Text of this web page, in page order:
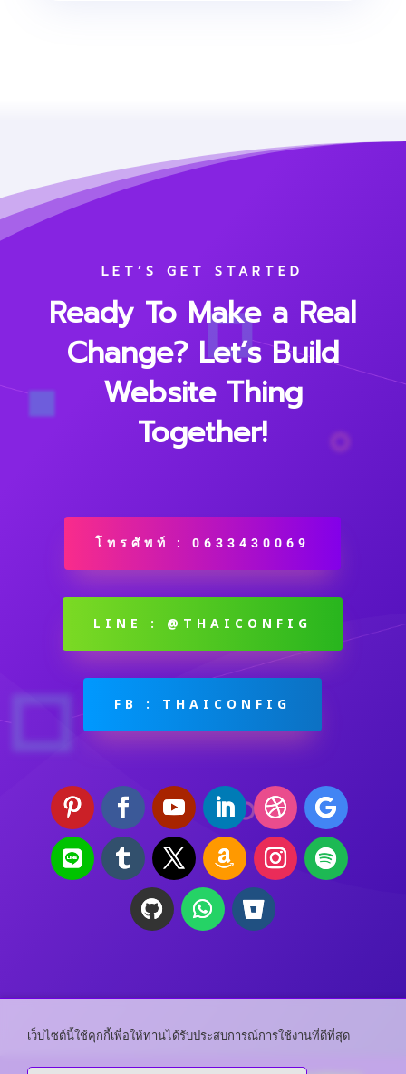
LET’S GET STARTED
Ready To Make a Real
Change? Let’s Build
Website Thing
Together!
โทรศัพท์ : 0633430069
LINE : @THAICONFIG
FB : THAICONFIG
เว็บไซต์นี้ใช้คุกกี้เพื่อให้ท่านได้รับประสบการณ์การใช้งานที่ดีที่สุด